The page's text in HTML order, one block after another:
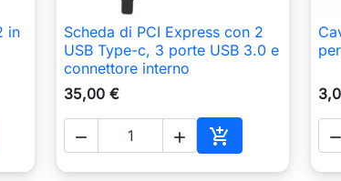
in
al carrello
 Anteprima
Scheda di PCI Express con 2
USB Type-c, 3 porte USB 3.0 e
connettore interno
35,00 €
  
Aggiungi al
